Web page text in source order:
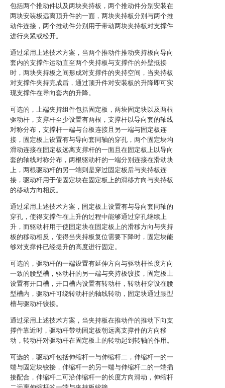
包括两个推动件以及两块夹持板，两个推动件分别安装在
两块安装板远离顶升件的一面，两块夹持板分别与两个推
动件连接，两个推动件分别用于带动两块夹持板对支撑件
进行夹紧或松开。
通过采用上述技术方案，当两个推动件推动夹持板向导向
套内的支撑件运动直至两个夹持板与支撑件的外壁抵接
时，两块夹持板之间形成对支撑件的夹持空间，当夹持板
对支撑件夹持完成后，通过顶升件对安装板的升降即可实
现支撑件在导向套内的升降。
可选的，上端夹持组件包括固定板，两块固定块以及两根
驱动杆，支撑杆至少设置有两根，支撑杆以导向套的轴线
对称分布，支撑杆一端与台板连接且另一端与固定板连
接，固定板上设置有与导向套同轴的穿孔，两个固定块均
滑动连接在固定板远离支撑杆的一面且在固定板上以导向
套的轴线对称分布，两根驱动杆的一端分别连接在滑动块
上，两根驱动杆的另一端则是穿过固定板后与夹持板连
接，驱动杆用于使固定块在固定板上的滑移方向与夹持板
的移动方向相反。
通过采用上述技术方案，固定板上设置有与导向套同轴的
穿孔，使得支撑件在上升的过程中能够通过穿孔继续上
升，而驱动杆用于使固定块在固定板上的滑移方向与夹持
板的移动相反，使得当夹持板复位需要下降时，固定块能
够对支撑件已经提升的高度进行固定。
可选的，驱动杆的一端设置有延伸方向与驱动杆长度方向
一致的腰型槽，驱动杆的另一端与夹持板铰接，固定板上
设置有开口槽，开口槽内设置有转动杆，转动杆穿设在腰
型槽内，驱动杆可绕转动杆的轴线转动，固定块通过腰型
槽与驱动杆铰接。
通过采用上述技术方案，当夹持板在推动件的推动下向支
撑件靠近时，驱动杆带动固定板朝远离支撑件的方向移
动，转动杆对驱动杆在固定板上的转动起到转轴的作用。
可选的，驱动杆包括伸缩杆一与伸缩杆二，伸缩杆一的一
端与固定块铰接，伸缩杆一的另一端与伸缩杆二的一端插
接配合，伸缩杆二可沿伸缩杆一的长度方向滑动，伸缩杆